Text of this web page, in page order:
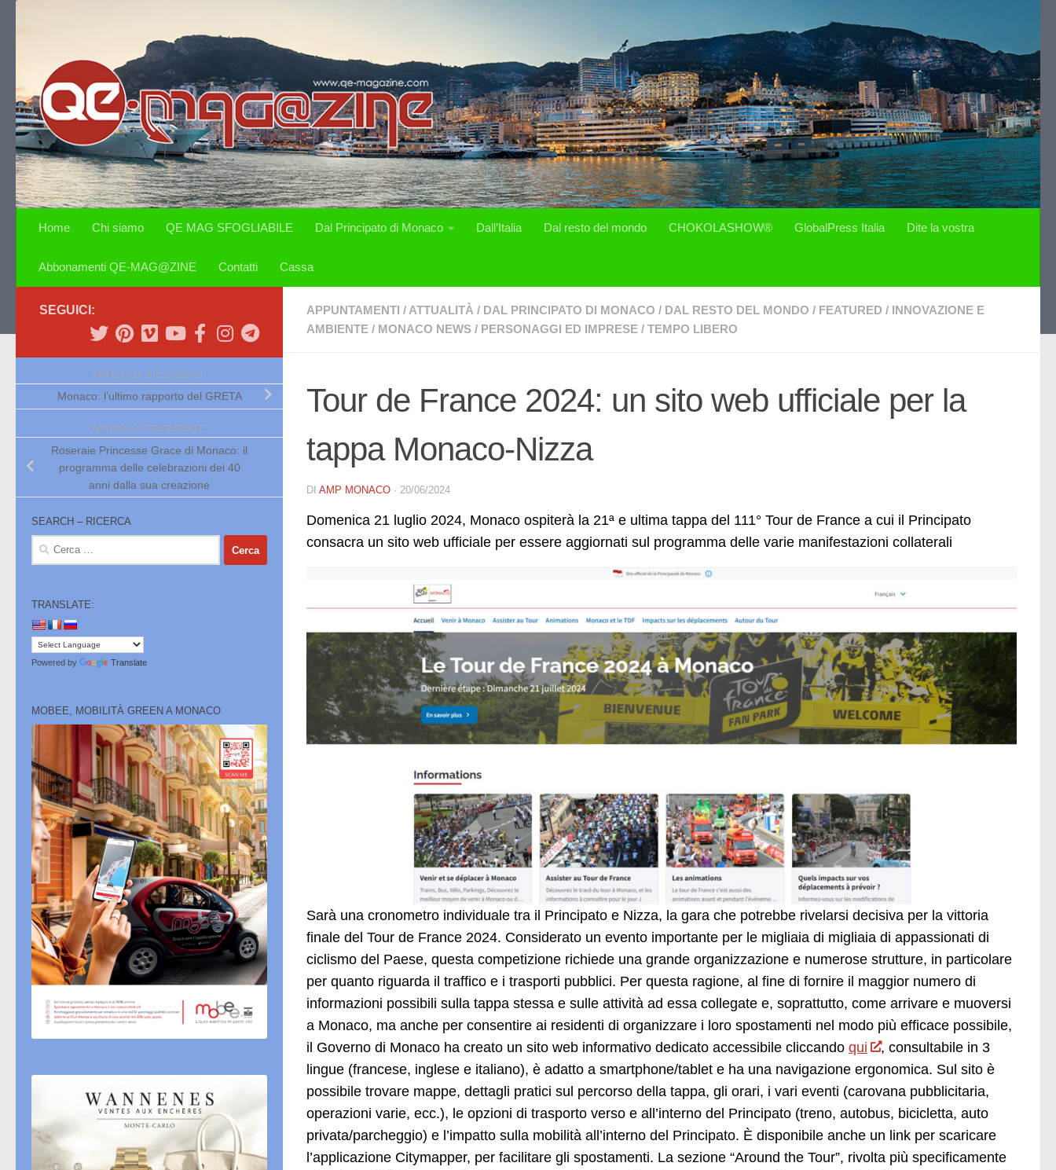
Home Chi siamo QE MAG SFOGLIABILE Dal Principato di Monaco Dall’Italia Dal resto del mondo CHOKOLASHOW® GlobalPress Italia Dite la vostra
Abbonamenti QE-MAG@ZINE Contatti Cassa
APPUNTAMENTI / ATTUALITÀ / DAL PRINCIPATO DI MONACO / DAL RESTO DEL MONDO / FEATURED / INNOVAZIONE E
AMBIENTE / MONACO NEWS / PERSONAGGI ED IMPRESE / TEMPO LIBERO
Tour de France 2024: un sito web ufficiale per la
tappa Monaco-Nizza
DI AMP MONACO · 20/06/2024
Domenica 21 luglio 2024, Monaco ospiterà la 21ª e ultima tappa del 111° Tour de France a cui il Principato
consacra un sito web ufficiale per essere aggiornati sul programma delle varie manifestazioni collaterali
Sarà una cronometro individuale tra il Principato e Nizza, la gara che potrebbe rivelarsi decisiva per la vittoria
finale del Tour de France 2024. Considerato un evento importante per le migliaia di migliaia di appassionati di
ciclismo del Paese, questa competizione richiede una grande organizzazione e numerose strutture, in particolare
per quanto riguarda il traffico e i trasporti pubblici. Per questa ragione, al fine di fornire il maggior numero di
informazioni possibili sulla tappa stessa e sulle attività ad essa collegate e, soprattutto, come arrivare e muoversi
a Monaco, ma anche per consentire ai residenti di organizzare i loro spostamenti nel modo più efficace possibile,
il Governo di Monaco ha creato un sito web informativo dedicato accessibile cliccando qui
, consultabile in 3
lingue (francese, inglese e italiano), è adatto a smartphone/tablet e ha una navigazione ergonomica. Sul sito è
possibile trovare mappe, dettagli pratici sul percorso della tappa, gli orari, i vari eventi (carovana pubblicitaria,
operazioni varie, ecc.), le opzioni di trasporto verso e all’interno del Principato (treno, autobus, bicicletta, auto
privata/parcheggio) e l’impatto sulla mobilità all’interno del Principato. È disponibile anche un link per scaricare
l’applicazione Citymapper, per facilitare gli spostamenti. La sezione “Around the Tour”, rivolta più specificamente
SEGUICI:
ARTICOLO SUCCESSIVO
Monaco: l’ultimo rapporto del GRETA
ARTICOLO PRECEDENTE
Roseraie Princesse Grace di Monaco: il
programma delle celebrazioni dei 40
anni dalla sua creazione
SEARCH – RICERCA
Ricerca
per:
TRANSLATE:
Powered by Translate
MOBEE, MOBILITÀ GREEN A MONACO